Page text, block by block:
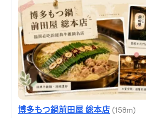
博多もつ鍋前田屋 総本店 (158m)